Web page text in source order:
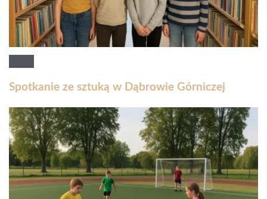
Spotkanie ze sztuką w Dąbrowie Górniczej